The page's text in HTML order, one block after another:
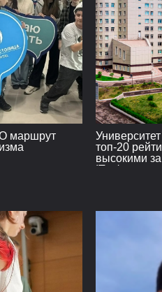
маршрут
топ-20
высокими
IT-сфере